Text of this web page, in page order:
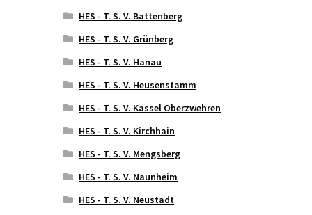
HES - T. S. V. Battenberg
HES - T. S. V. Grünberg
HES - T. S. V. Hanau
HES - T. S. V. Heusenstamm
HES - T. S. V. Kassel Oberzwehren
HES - T. S. V. Kirchhain
HES - T. S. V. Mengsberg
HES - T. S. V. Naunheim
HES - T. S. V. Neustadt